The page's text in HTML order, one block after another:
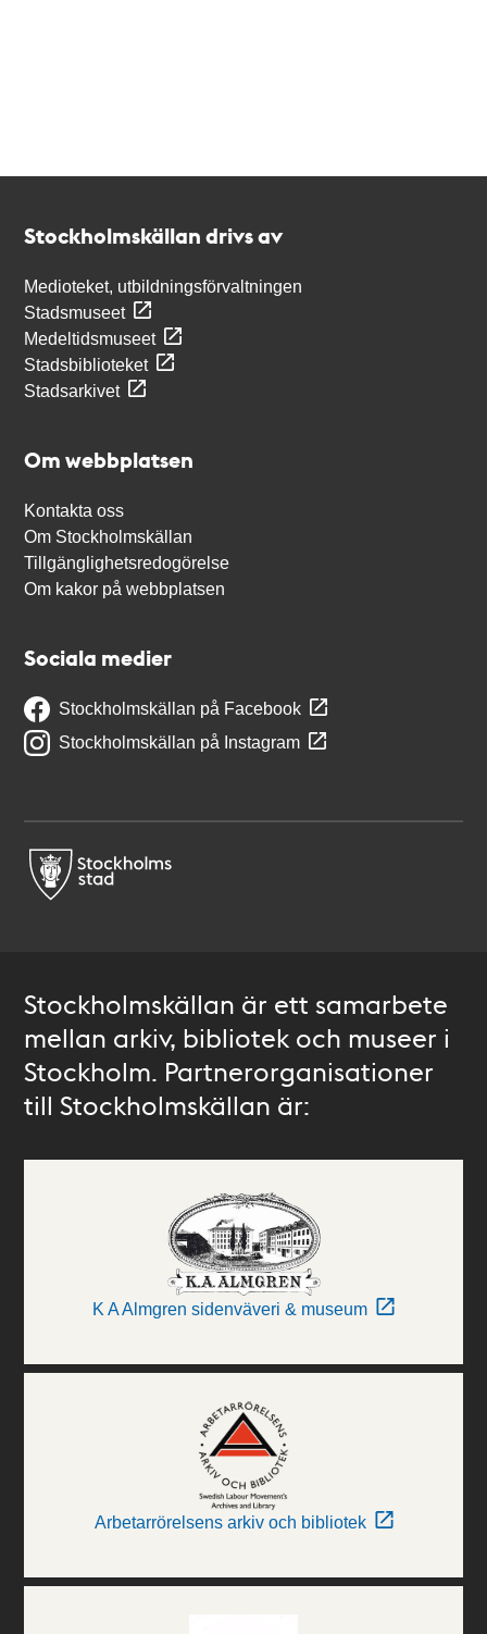
Stockholmskällan drivs av
Medioteket, utbildningsförvaltningen
Stadsmuseet
Medeltidsmuseet
Stadsbiblioteket
Stadsarkivet
Om webbplatsen
Kontakta oss
Om Stockholmskällan
Tillgänglighetsredogörelse
Om kakor på webbplatsen
Sociala medier
Stockholmskällan på Facebook
Stockholmskällan på Instagram
Stockholmskällan är ett samarbete
mellan arkiv, bibliotek och museer i
Stockholm. Partnerorganisationer
till Stockholmskällan är:
K A Almgren sidenväveri & museum
Arbetarrörelsens arkiv och bibliotek